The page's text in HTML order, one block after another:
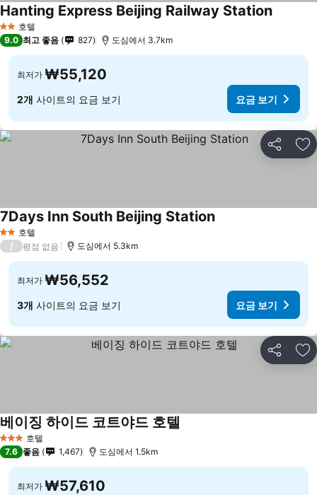
2 성급호텔
Hanting Express Beijing Railway Station
9.0 최고 좋음 827 도심에서 3.7km
최저가 ₩55,120
2개 사이트의 요금 보기 요금 보기
공유 즐
2 성급호텔
7Days Inn South Beijing Station
/ 평점 없음 도심에서 5.3km
최저가 ₩56,552
3개 사이트의 요금 보기 요금 보기
공유 즐
3 성급 호텔
베이징 하이드 코트야드 호텔
7.6 좋음 1,467 도심에서 1.5km
최저가 ₩57,610